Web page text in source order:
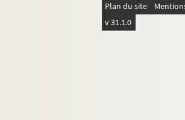
Plan du site
v 31.1.0